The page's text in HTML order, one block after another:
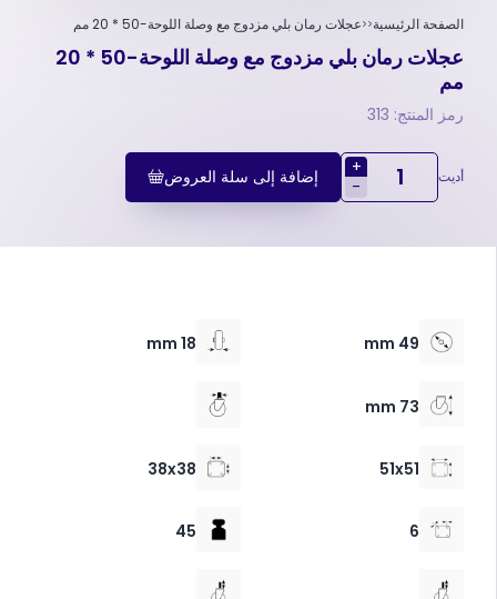
الصفحة الرئيسية عجلات رمان بلي مزدوج مع وصلة اللوحة-50 * 20 مم
عجلات رمان بلي مزدوج مع وصلة اللوحة-50 * 20
مم
رمز المنتج: 313
أديت
+
-
إضافة إلى سلة العروض
49 mm
18 mm
73 mm
51x51
38x38
6
45